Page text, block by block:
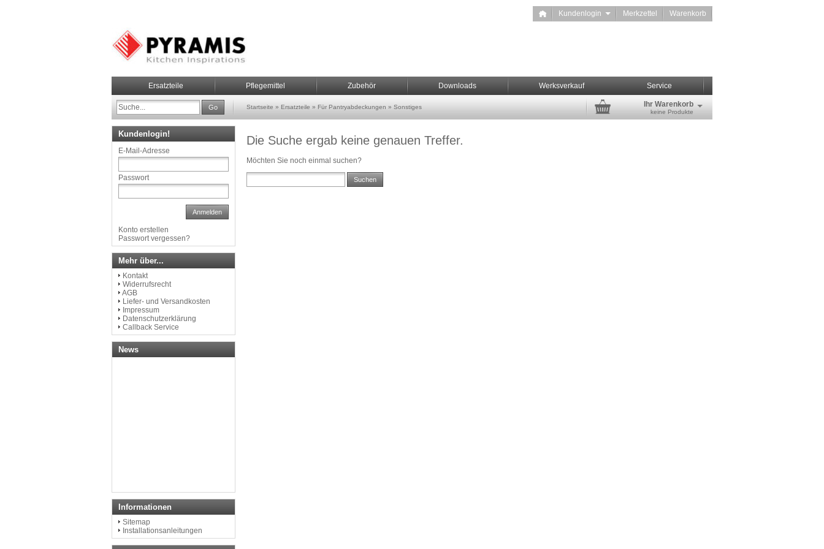
Kundenlogin Merkzettel Warenkorb
Ersatzteile Pflegemittel Zubehör Downloads Werksverkauf Service
Go Startseite » Ersatzteile » Für Pantryabdeckungen » Sonstiges Ihr Warenkorb
keine Produkte
Die Suche ergab keine genauen Treffer.
Möchten Sie noch einmal suchen?
Suchen
Kundenlogin!
E-Mail-Adresse
Passwort
Anmelden
Konto erstellen
Passwort vergessen?
Mehr über...
Kontakt
Widerrufsrecht
AGB
Liefer- und Versandkosten
Impressum
Datenschutzerklärung
Callback Service
News
Informationen
Sitemap
Installationsanleitungen